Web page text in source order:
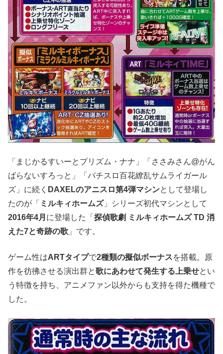
「まじかるすいーとプリズム・ナナ」「ささみさん@がん
ばらないすろっと」「パチスロ百花繚乱サムライガール
ズ」に続く DAXELのアニスロ第4弾マシンとして登場し
たのが「 ミルキィホームズ」シリーズ初代マシンとして
2016年4月 に登場した「 探偵歌劇 ミルキィホームズ TD 消
えた7と奇跡の歌 」です。
ゲーム性はARTタイプで2種類の擬似ボーナスを搭載。原
作を彷彿させる演出群と歌にあわせて発生する上乗せとい
う特徴を持ち、アニメファン以外からも支持を得た機種で
した。